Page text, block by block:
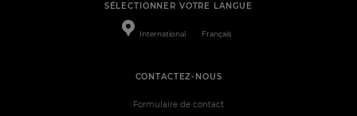
SÉLECTIONNER VOTRE LANGUE
International Français
CONTACTEZ-NOUS
Formulaire de contact